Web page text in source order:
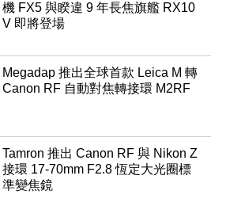
機 FX5 與睽違 9 年長焦旗艦 RX10
V 即將登場
Megadap 推出全球首款 Leica M 轉
Canon RF 自動對焦轉接環 M2RF
Tamron 推出 Canon RF 與 Nikon Z
接環 17-70mm F2.8 恆定大光圈標
準變焦鏡